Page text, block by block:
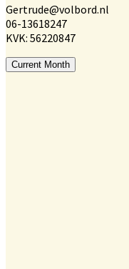
Gertrude@volbord.nl
06-13618247
KVK: 56220847
Current Month